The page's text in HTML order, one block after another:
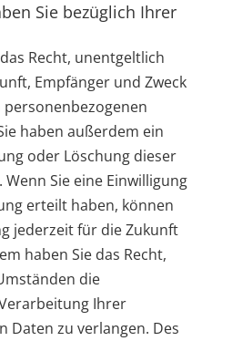
Sie bezüglich Ihrer
Recht, unentgeltlich
Empfänger und Zweck
haben außerdem ein
oder Löschung dieser
Sie eine Einwilligung
erteilt haben, können
jederzeit für die Zukunft
haben Sie das Recht,
die
Ihrer
Daten zu verlangen. Des